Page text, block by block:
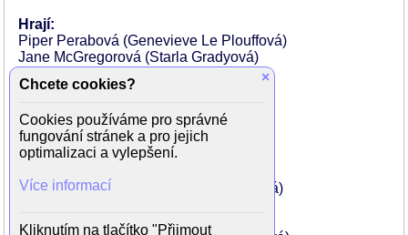
Hrají:
Piper Perabová (Genevieve Le Plouffová)
Jane McGregorová (Starla Gradyová)
Julie Whiteová (Bootsie Gradyová)
Jesse James (Randolph Grady)
Nicki Aycoxová (Tanner Jenningsová)
Alexandra Adiová (Ashley Lopezová)
Cristen Coppenová (Doreen Gilmoreová)
Mary Portserová (Kimmy Sue Sprinkle)
×
Chcete cookies?
Cookies používáme pro správné
fungování stránek a pro jejich
optimalizaci a vylepšení.
Více informací
Kliknutím na tlačítko "Přijmout